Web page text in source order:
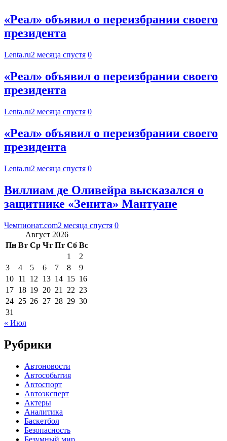
«Реал» объявил о переизбрании своего
президента
Lenta.ru2 месяца спустя 0
«Реал» объявил о переизбрании своего
президента
Lenta.ru2 месяца спустя 0
«Реал» объявил о переизбрании своего
президента
Lenta.ru2 месяца спустя 0
Виллиам де Оливейра высказался о
защитнике «Зенита» Мантуане
Чемпионат.com2 месяца спустя 0
Август 2026
Пн Вт Ср Чт Пт Сб Вс
1
2
3
4 5 6 7 8
9
10 11 12 13 14 15 16
17 18 19 20 21 22 23
24 25 26 27 28 29 30
31
« Июл
Рубрики
Автоновости
Автособытия
Автоспорт
Автоэксперт
Актеры
Аналитика
Баскетбол
Безопасность
Безумный мир